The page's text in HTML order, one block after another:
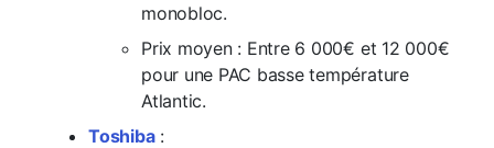
monobloc.
Prix moyen : Entre 6 000€ et 12 000€
pour une PAC basse température
Atlantic.
Toshiba: